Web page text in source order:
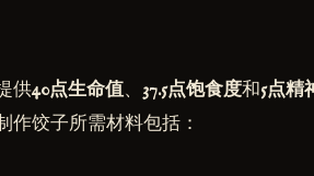
供40点生命值、 37.5点饱食度和5点精
作饺子所需材料包括：